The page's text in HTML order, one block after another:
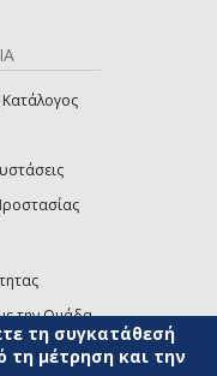
την Ομάδα
site(link sends e-mail)
τη συγκατάθεσή
τη μέτρηση και την